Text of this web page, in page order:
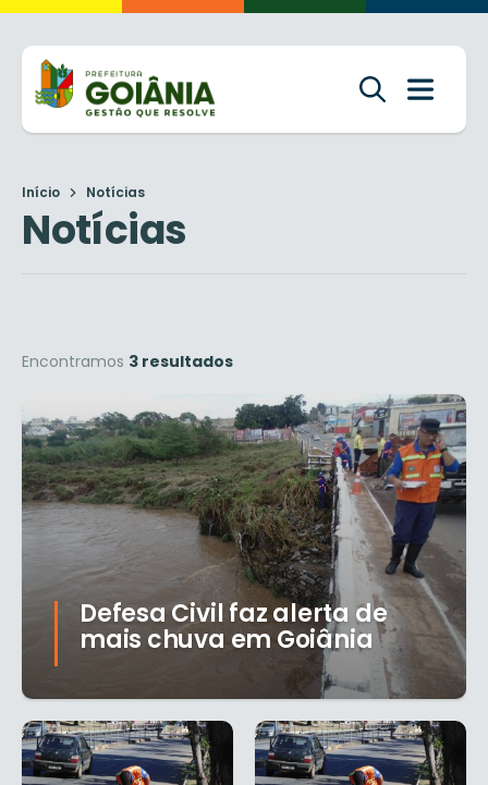
Início Notícias
Notícias
Encontramos 3 resultados
Defesa Civil faz alerta de
mais chuva em Goiânia